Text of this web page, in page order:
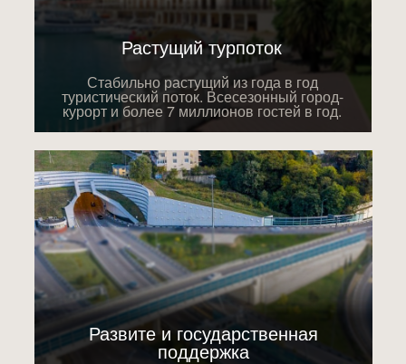
Развите и государственная
поддержка
Стабильно растущий из года в год
туристический поток. Всесезонный город-
курорт и более 7 миллионов гостей в год.
Растущий турпоток